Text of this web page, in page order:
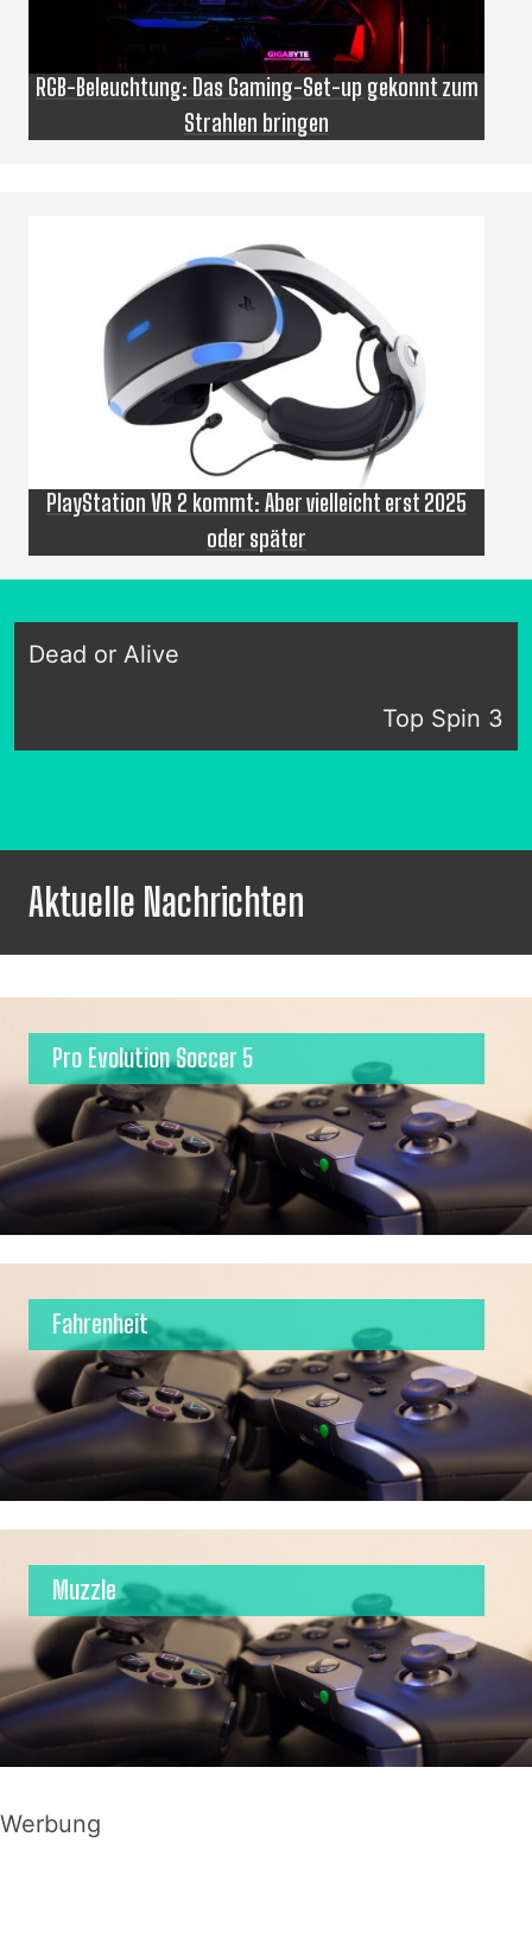
RGB-Beleuchtung: Das Gaming-Set-up gekonnt zum
Strahlen bringen
PlayStation VR 2 kommt: Aber vielleicht erst 2025
oder später
Dead or Alive
Top Spin 3
Aktuelle Nachrichten
Pro Evolution Soccer 5
Fahrenheit
Muzzle
Werbung